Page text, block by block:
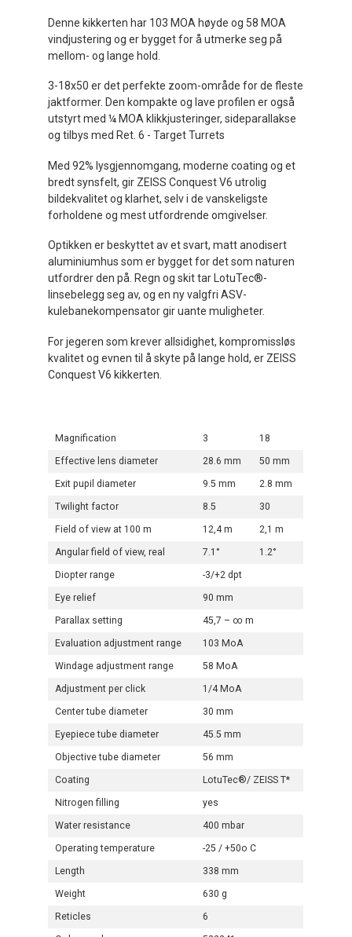
Denne kikkerten har 103 MOA høyde og 58 MOA
vindjustering og er bygget for å utmerke seg på
mellom- og lange hold.
3-18x50 er det perfekte zoom-område for de fleste
jaktformer. Den kompakte og lave profilen er også
utstyrt med ¼ MOA klikkjusteringer, sideparallakse
og tilbys med Ret. 6 - Target Turrets
Med 92% lysgjennomgang, moderne coating og et
bredt synsfelt, gir ZEISS Conquest V6 utrolig
bildekvalitet og klarhet, selv i de vanskeligste
forholdene og mest utfordrende omgivelser.
Optikken er beskyttet av et svart, matt anodisert
aluminiumhus som er bygget for det som naturen
utfordrer den på. Regn og skit tar LotuTec®-
linsebelegg seg av, og en ny valgfri ASV-
kulebanekompensator gir uante muligheter.
For jegeren som krever allsidighet, kompromissløs
kvalitet og evnen til å skyte på lange hold, er ZEISS
Conquest V6 kikkerten.
Magnification 3 18
Effective lens diameter 28.6 mm 50 mm
Exit pupil diameter 9.5 mm 2.8 mm
Twilight factor 8.5 30
Field of view at 100 m 12,4 m 2,1 m
Angular field of view, real 7.1° 1.2°
Diopter range -3/+2 dpt
Eye relief 90 mm
Parallax setting 45,7 – ∞ m
Evaluation adjustment range 103 MoA
Windage adjustment range 58 MoA
Adjustment per click 1/4 MoA
Center tube diameter 30 mm
Eyepiece tube diameter 45.5 mm
Objective tube diameter 56 mm
Coating LotuTec®/ ZEISS T*
Nitrogen filling yes
Water resistance 400 mbar
Operating temperature -25 / +50o C
Length 338 mm
Weight 630 g
Reticles 6